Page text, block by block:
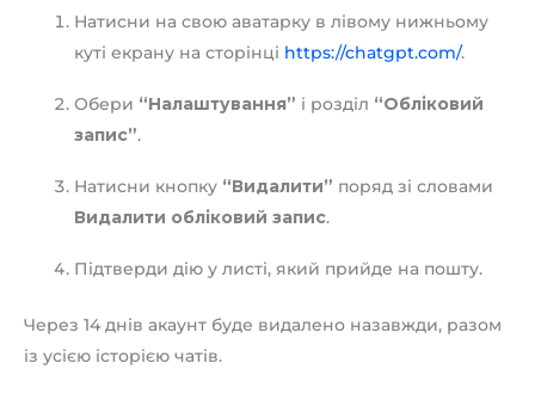
Натисни на свою аватарку в лівому нижньому
куті екрану на сторінці https://chatgpt.com/.
Обери “Налаштування” і розділ “Обліковий
запис”.
Натисни кнопку “Видалити” поряд зі словами
Видалити обліковий запис.
Підтверди дію у листі, який прийде на пошту.
Через 14 днів акаунт буде видалено назавжди, разом
із усією історією чатів.